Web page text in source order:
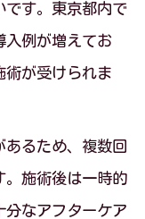
です。東京都内で
入例が増えてお
術が受けられま
あるため、複数回
。施術後は一時的
分なアフターケア